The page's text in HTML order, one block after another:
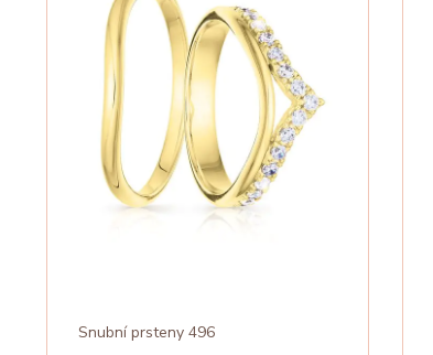
Snubní prsteny 496